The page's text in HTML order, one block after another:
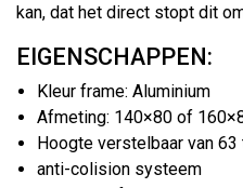
kan, dat het direct stopt dit
EIGENSCHAPPEN:
Kleur frame: Aluminium
Afmeting: 140×80 of
Hoogte verstelbaar van
anti-colision systeem